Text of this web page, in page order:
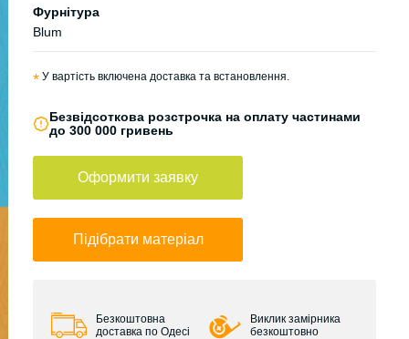
Фурнітура
Blum
* У вартість включена доставка та встановлення.
Безвідсоткова розстрочка на оплату частинами
до 300 000 гривень
Оформити заявку
Підібрати матеріал
Безкоштовна
доставка по Одесі
Виклик замірника
безкоштовно